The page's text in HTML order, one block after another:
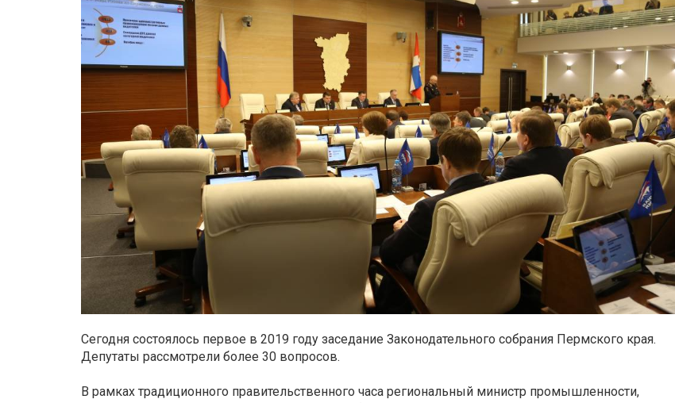
Сегодня состоялось первое в 2019 году заседание Законодательного собрания Пермского края.
Депутаты рассмотрели более 30 вопросов.
В рамках традиционного правительственного часа региональный министр промышленности,